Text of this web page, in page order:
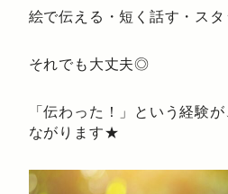
絵で伝える・短く話す・ス
それでも大丈夫◎
「伝わった！」という経験
ながります★